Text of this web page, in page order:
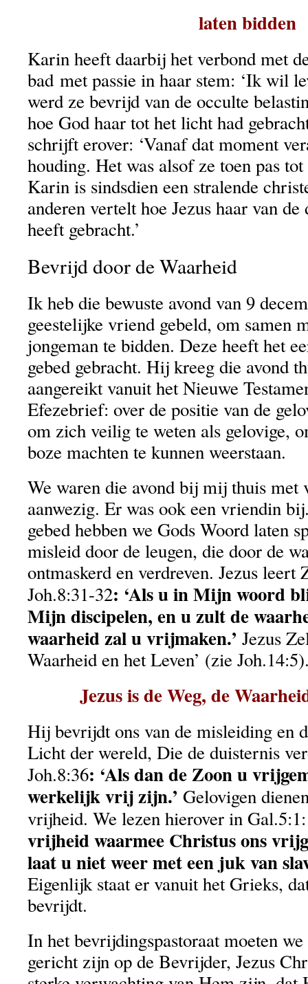
laten bidden
Karin heeft daarbij het verbond met
bad met passie in haar stem: ‘Ik wil
werd ze bevrijd van de occulte
hoe God haar tot het licht had
schrijft erover: ‘Vanaf dat moment
houding. Het was alsof ze toen pas
Karin is sindsdien een stralende
anderen vertelt hoe Jezus haar van
heeft gebracht.’
Bevrijd door de Waarheid
Ik heb die bewuste avond van 9
geestelijke vriend gebeld, om samen
jongeman te bidden. Deze heeft het
gebed gebracht. Hij kreeg die avond
aangereikt vanuit het Nieuwe
Efezebrief: over de positie van de
om zich veilig te weten als gelovige,
boze machten te kunnen weerstaan.
We waren die avond bij mij thuis met
aanwezig. Er was ook een vriendin
gebed hebben we Gods Woord laten
misleid door de leugen, die door de
ontmaskerd en verdreven. Jezus
Joh.8:31-32: ‘Als u in Mijn woord
Mijn discipelen, en u zult de
waarheid zal u vrijmaken.’ Jezus
Waarheid en het Leven’ (zie
Jezus is de Weg, de
Hij bevrijdt ons van de misleiding en
Licht der wereld, Die de duisternis
Joh.8:36: ‘Als dan de Zoon u
werkelijk vrij zijn.’ Gelovigen
vrijheid. We lezen hierover in
vrijheid waarmee Christus ons
laat u niet weer met een juk van
Eigenlijk staat er vanuit het Grieks,
bevrijdt.
In het bevrijdingspastoraat moeten
gericht zijn op de Bevrijder, Jezus